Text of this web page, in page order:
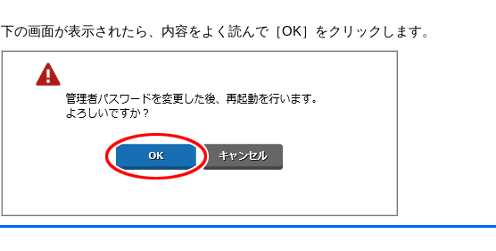
下の画面が表示されたら、内容をよく読んで［OK］をクリックします。